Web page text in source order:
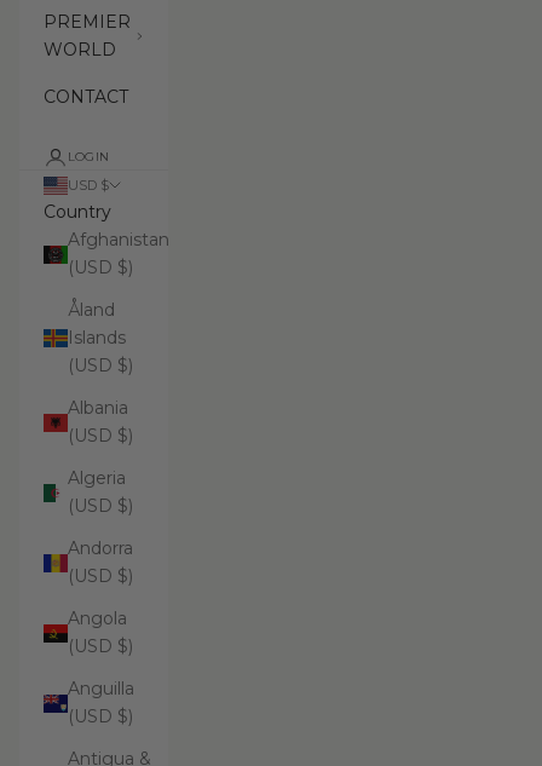
PREMIER
WORLD
CONTACT
LOGIN
USD $
Country
Afghanistan
(USD $)
Åland
Islands
(USD $)
Albania
(USD $)
Algeria
(USD $)
Andorra
(USD $)
Angola
(USD $)
Anguilla
(USD $)
Antigua &